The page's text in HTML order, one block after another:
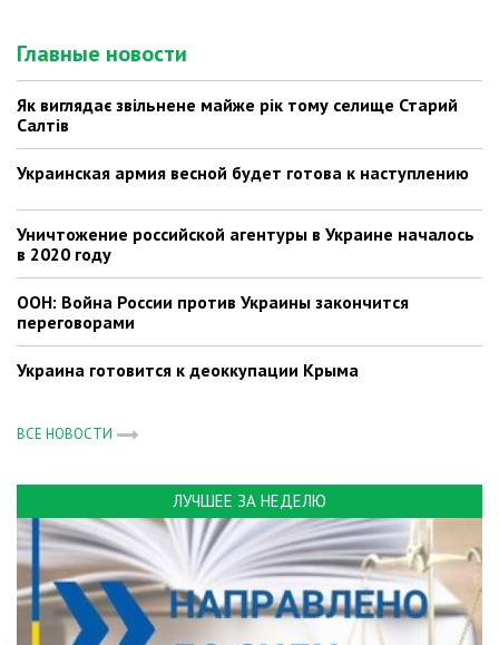
Главные новости
Як виглядає звільнене майже рік тому селище Старий
Салтів
Украинская армия весной будет готова к наступлению
Уничтожение российской агентуры в Украине началось
в 2020 году
ООН: Война России против Украины закончится
переговорами
Украина готовится к деоккупации Крыма
ВСЕ НОВОСТИ
ЛУЧШЕЕ ЗА НЕДЕЛЮ